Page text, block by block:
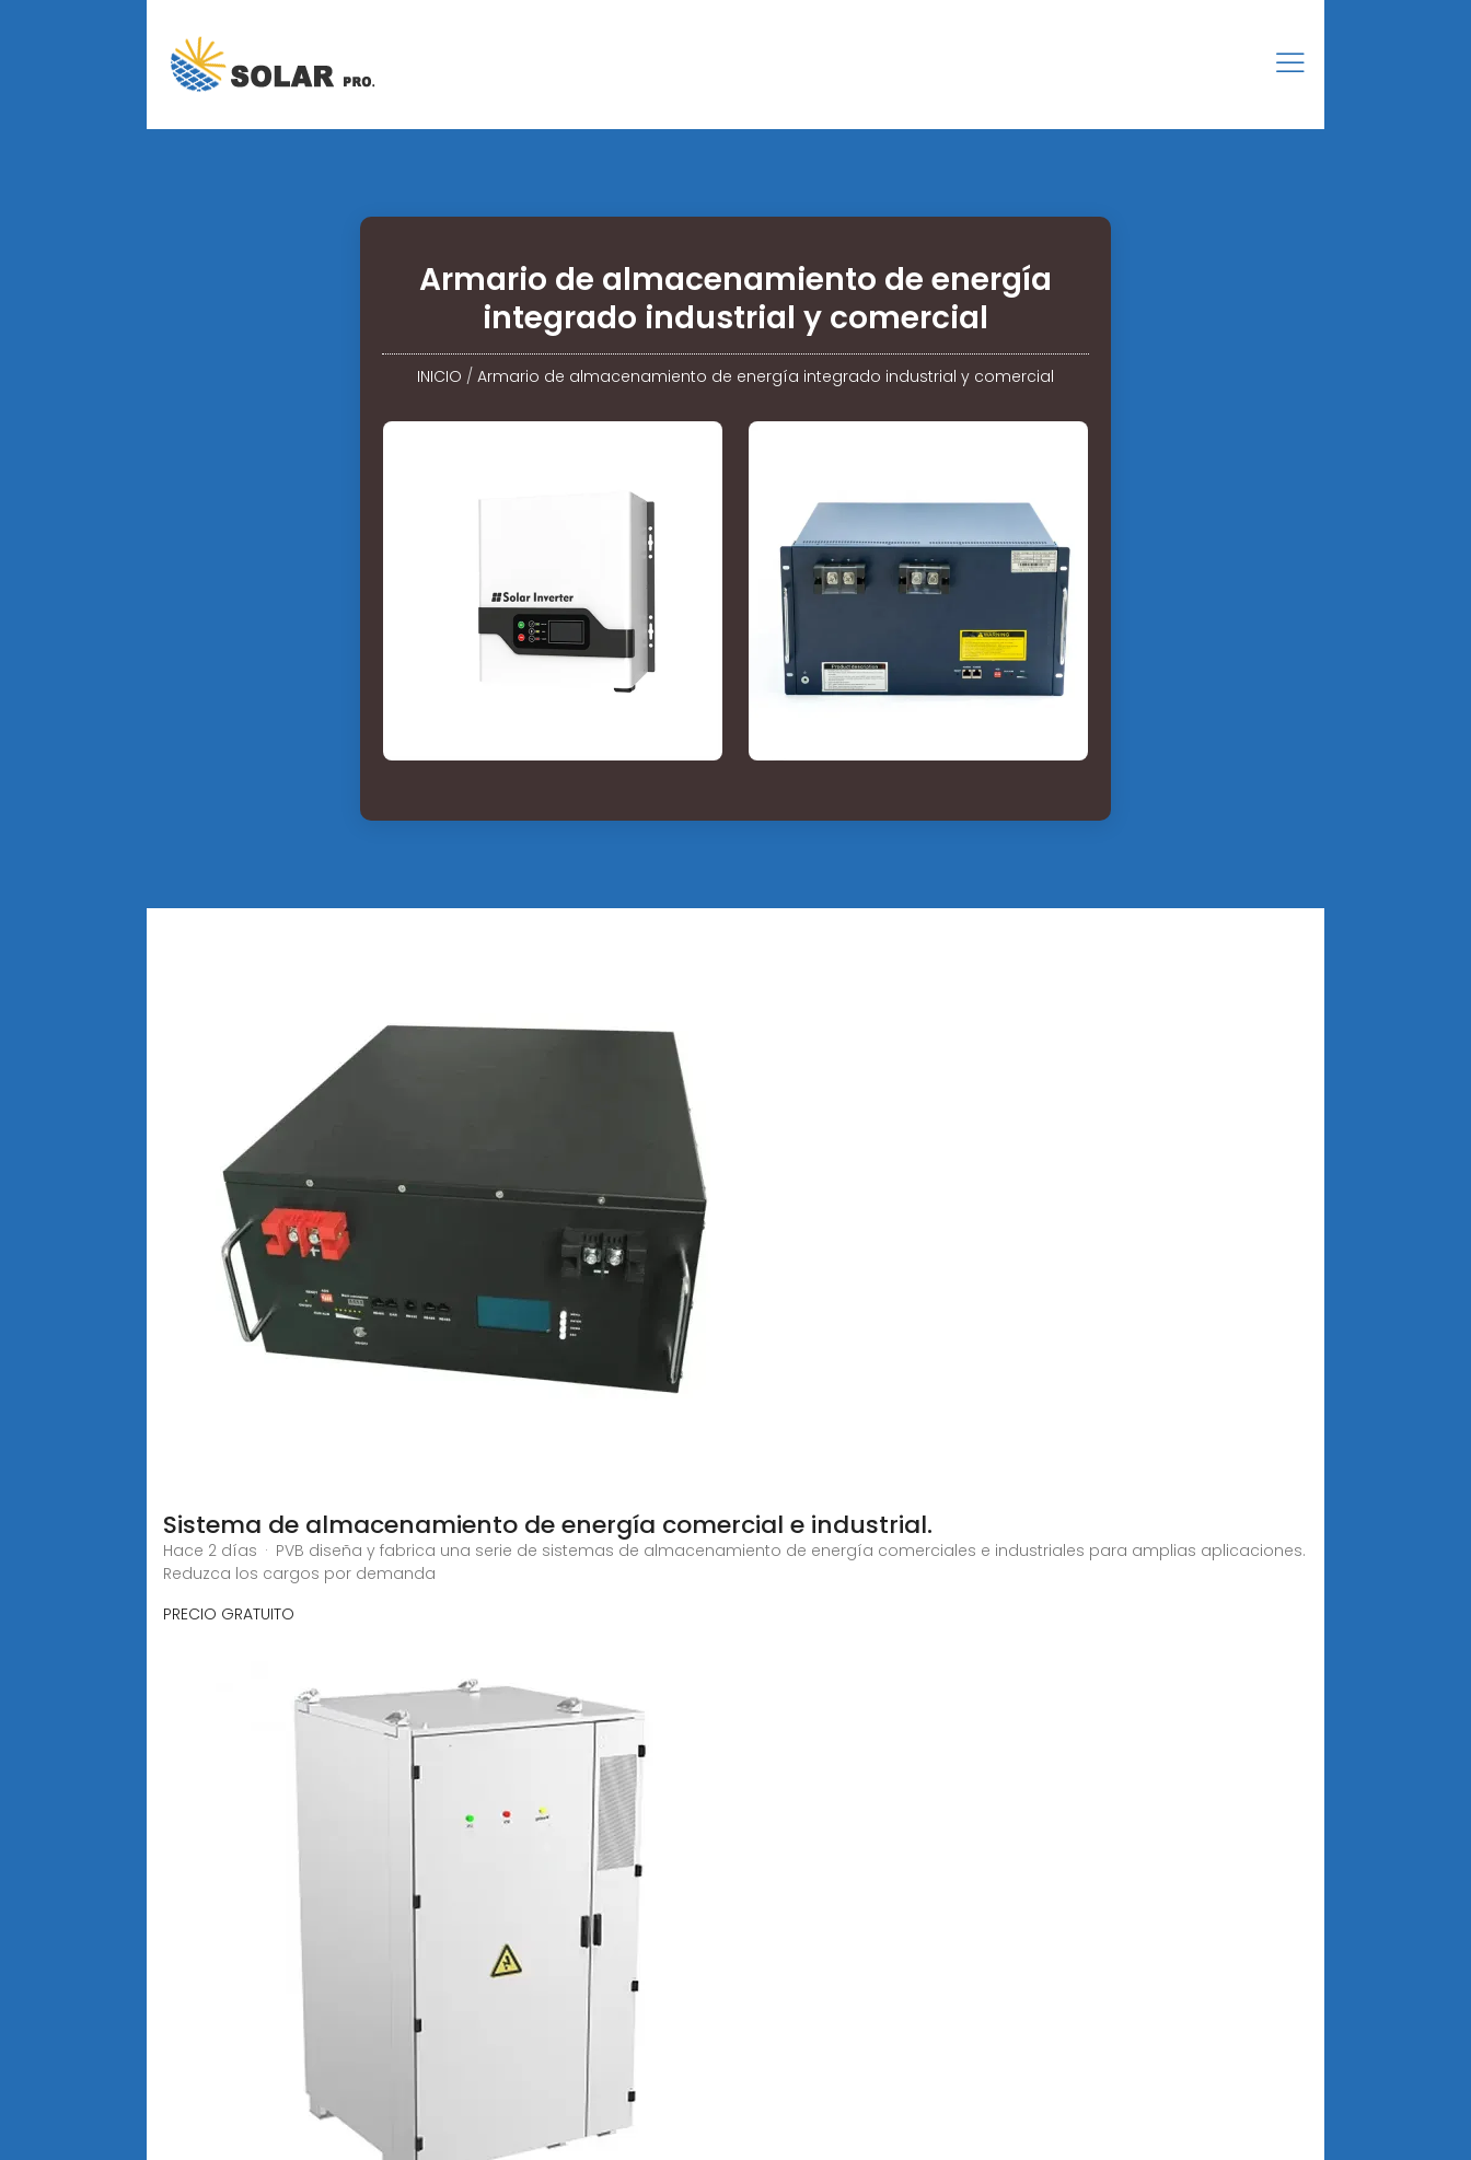
Armario de almacenamiento de energía
integrado industrial y comercial
INICIO / Armario de almacenamiento de energía integrado industrial y comercial
Sistema de almacenamiento de energía comercial e industrial.
Hace 2 días · PVB diseña y fabrica una serie de sistemas de almacenamiento de energía comerciales e industriales para amplias aplicaciones.
Reduzca los cargos por demanda
PRECIO GRATUITO